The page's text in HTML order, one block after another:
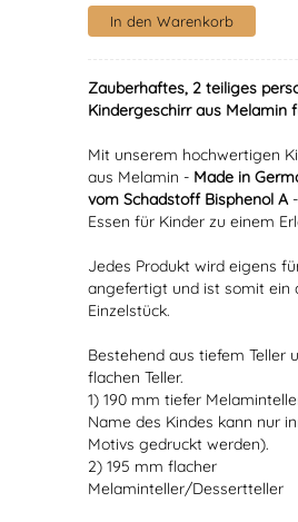
Zauberhaftes, 2 teiliges
Kindergeschirr aus Melamin
Mit unserem hochwertigen
aus Melamin - Made in
vom Schadstoff Bisphenol A-
Essen für Kinder zu einem
Jedes Produkt wird eigens
angefertigt und ist somit ein
Einzelstück.
Bestehend aus tiefem Teller
flachen Teller.
1) 190 mm tiefer
Name des Kindes kann nur
Motivs gedruckt werden).
2) 195 mm flacher
Melaminteller/Dessertteller